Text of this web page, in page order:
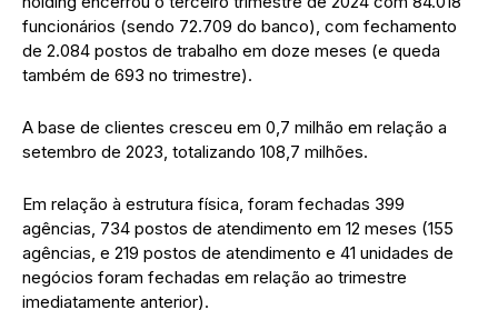
funcionários (sendo 72.709 do banco), com fechamento
de 2.084 postos de trabalho em doze meses (e queda
também de 693 no trimestre).
A base de clientes cresceu em 0,7 milhão em relação a
setembro de 2023, totalizando 108,7 milhões.
Em relação à estrutura física, foram fechadas 399
agências, 734 postos de atendimento em 12 meses (155
agências, e 219 postos de atendimento e 41 unidades de
negócios foram fechadas em relação ao trimestre
imediatamente anterior).